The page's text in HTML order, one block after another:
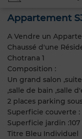
Appartement
A Vendre un
Chaussé d'une
Chotrana 1
Composition :
Un grand salon
,salle de bain ,salle
2 places parking
Superficie couverte :
Superficie jardin :107
Titre Bleu Individuel